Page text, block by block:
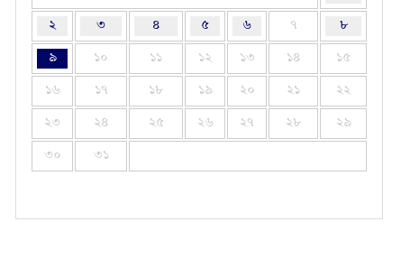
২ ৩ ৪ ৫ ৬ ৭ ৮
৯ ১০ ১১ ১২ ১৩ ১৪ ১৫
১৬ ১৭ ১৮ ১৯ ২০ ২১ ২২
২৩ ২৪ ২৫ ২৬ ২৭ ২৮ ২৯
৩০ ৩১